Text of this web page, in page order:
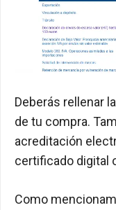
Deberás rellenar
de tu compra.
acreditación
certificado digital
Como